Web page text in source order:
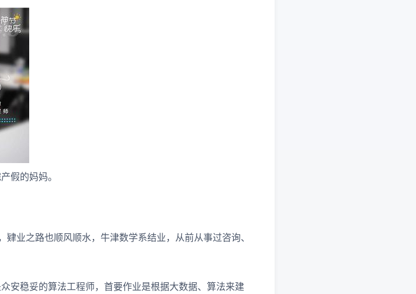
假的妈妈。
业之路也顺风顺水，牛津数学系结业，从前从事过咨询、
安稳妥的算法工程师，首要作业是根据大数据、算法来建